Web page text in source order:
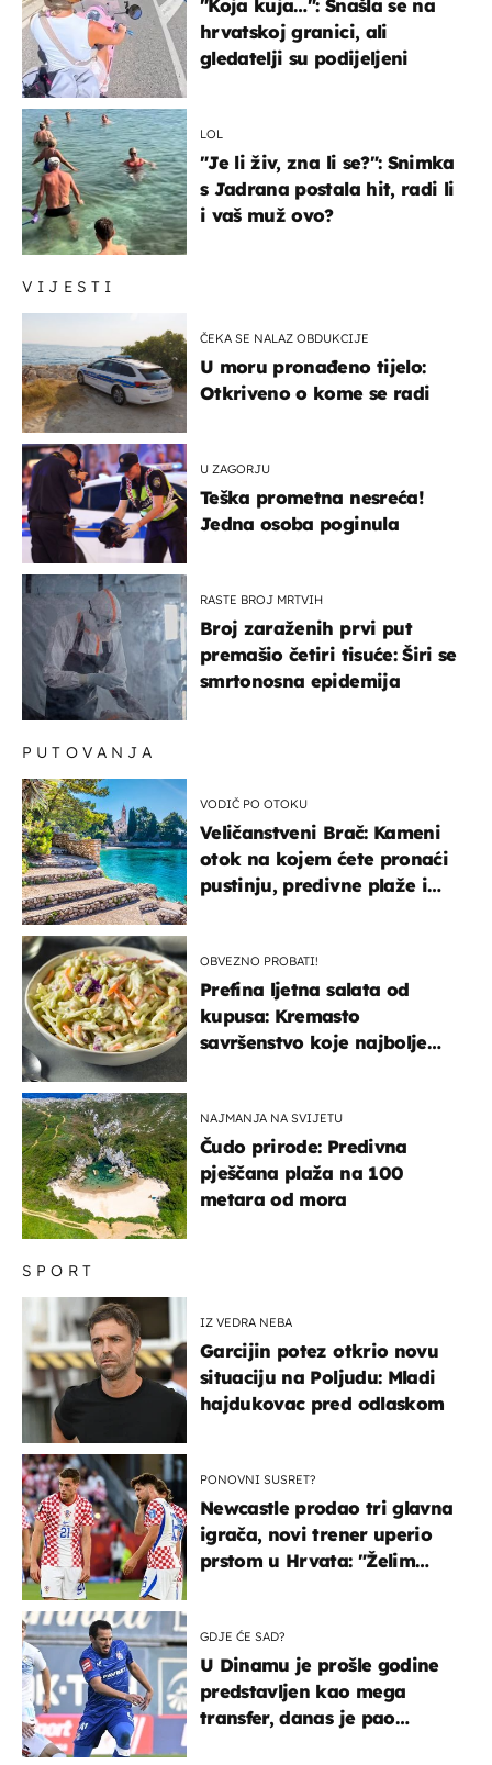
VIJESTI
ČEKA SE NALAZ OBDUKCIJE
U moru pronađeno tijelo:
Otkriveno o kome se radi
U ZAGORJU
Teška prometna nesreća!
Jedna osoba poginula
RASTE BROJ MRTVIH
Broj zaraženih prvi put
premašio četiri tisuće: Širi se
smrtonosna epidemija
"Koja kuja…": Snašla se na
hrvatskoj granici, ali
gledatelji su podijeljeni
LOL
"Je li živ, zna li se?": Snimka
s Jadrana postala hit, radi li
i vaš muž ovo?
SPORT
IZ VEDRA NEBA
Garcijin potez otkrio novu
situaciju na Poljudu: Mladi
hajdukovac pred odlaskom
PONOVNI SUSRET?
Newcastle prodao tri glavna
igrača, novi trener uperio
prstom u Hrvata: "Želim
GDJE ĆE SAD?
U Dinamu je prošle godine
predstavljen kao mega
transfer, danas je pao
PUTOVANJA
VODIČ PO OTOKU
Veličanstveni Brač: Kameni
otok na kojem ćete pronaći
pustinju, predivne plaže i
OBVEZNO PROBATI!
Prefina ljetna salata od
kupusa: Kremasto
savršenstvo koje najbolje
NAJMANJA NA SVIJETU
Čudo prirode: Predivna
pješčana plaža na 100
metara od mora